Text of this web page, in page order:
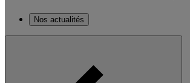
Nos actualités